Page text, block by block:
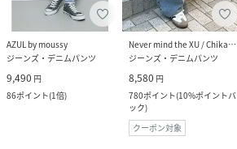
AZUL by moussy
ジーンズ・デニムパンツ
9,490 円
86ポイント(1倍)
Never mind the XU / Chikashitsu+
ジーンズ・デニムパンツ
8,580 円
780ポイント(10%ポイントバ
ック)
クーポン対象